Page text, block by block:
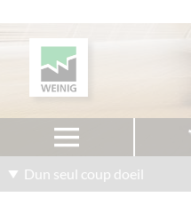
Dun seul coup doeil